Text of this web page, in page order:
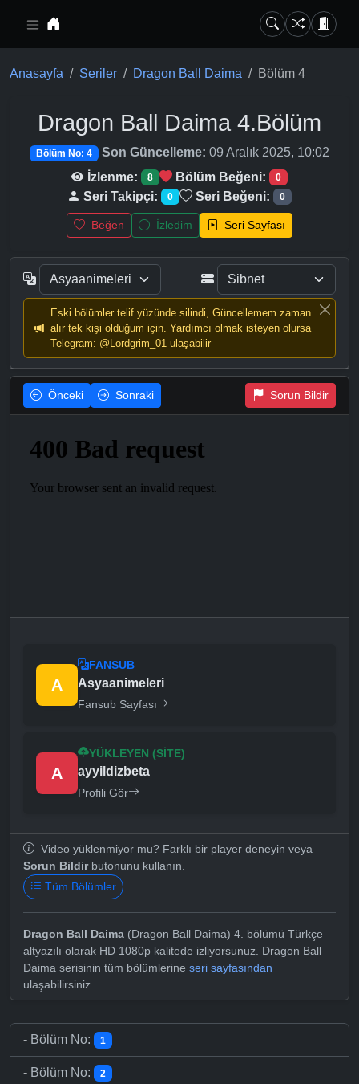
Anasayfa Seriler Dragon Ball Daima Bölüm 4
Dragon Ball Daima 4.Bölüm
Bölüm No: 4 Son Güncelleme: 09 Aralık 2025, 10:02
İzlenme:
8 Bölüm Beğeni: 0
Seri Takipçi: 0 Seri Beğeni: 0
Beğen İzledim Seri Sayfası
Eski bölümler telif yüzünde silindi, Güncellemem zaman
alır tek kişi olduğum için. Yardımcı olmak isteyen olursa
Telegram: @Lordgrim_01 ulaşabilir
Önceki Sonraki Sorun Bildir
A
FANSUB
Asyaanimeleri
Fansub Sayfası
A
YÜKLEYEN (SITE)
ayyildizbeta
Profili Gör
Video yüklenmiyor mu? Farklı bir player deneyin veya
Sorun Bildirbutonunu kullanın.
Tüm Bölümler
Dragon Ball Daima (Dragon Ball Daima) 4. bölümü Türkçe
altyazılı olarak HD 1080p kalitede izliyorsunuz. Dragon Ball
Daima serisinin tüm bölümlerine seri sayfasından
ulaşabilirsiniz.
- Bölüm No: 1
- Bölüm No: 2